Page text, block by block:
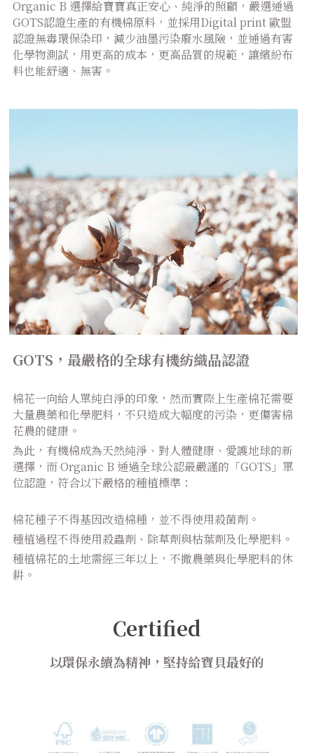
Organic B 選擇給寶寶真正安心、純淨的照顧，嚴選通過
GOTS認證生產的有機棉原料，並採用Digital print 歐盟
認證無毒環保染印，減少油墨污染廢水風險，並通過有害
化學物測試，用更高的成本，更高品質的規範，讓繽紛布
料也能舒適、無害。
GOTS，最嚴格的全球有機紡織品認證
棉花一向給人單純白淨的印象，然而實際上生產棉花需要
大量農藥和化學肥料，不只造成大幅度的污染，更傷害棉
花農的健康。
為此，有機棉成為天然純淨、對人體健康、愛護地球的新
選擇，而 Organic B 通過全球公認最嚴謹的「GOTS」單
位認證，符合以下嚴格的種植標準：
棉花種子不得基因改造棉種，並不得使用殺菌劑。
種植過程不得使用殺蟲劑、除草劑與枯葉劑及化學肥料。
種植棉花的土地需經三年以上，不撒農藥與化學肥料的休
耕。
Certified
以環保永續為精神，堅持給寶貝最好的